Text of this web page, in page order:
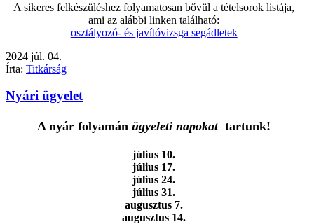
A sikeres felkészüléshez folyamatosan bővül a tételsorok listája,
ami az alábbi linken található:
osztályozó- és javítóvizsga segádletek
2024 júl. 04.
Írta: Titkárság
Nyári ügyelet
A nyár folyamánügyeleti napokattartunk!
július 10.
július 17.
július 24.
július 31.
augusztus 7.
augusztus 14.